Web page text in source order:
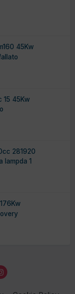
45Kw
15 45Kw
281920
lampda 1